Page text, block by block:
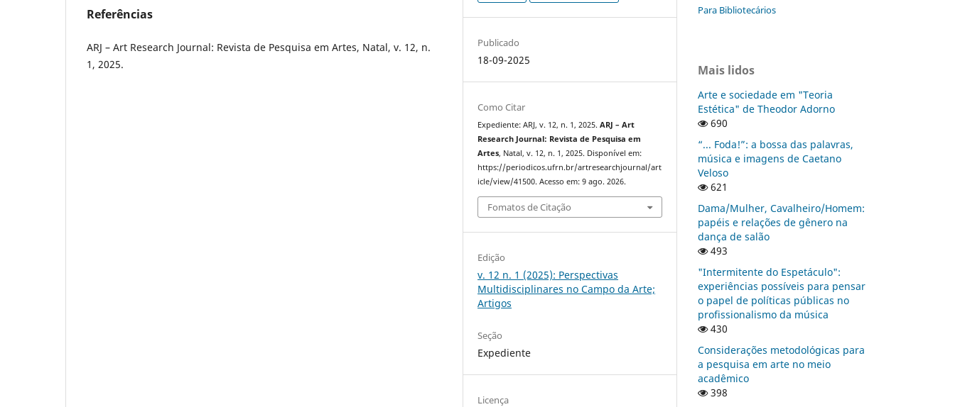
Referências
ARJ – Art Research Journal: Revista de Pesquisa em Artes, Natal, v. 12, n.
1, 2025.
Publicado
18-09-2025
Como Citar
Expediente: ARJ, v. 12, n. 1, 2025.ARJ – Art
Research Journal: Revista de Pesquisa em
Artes, Natal, v. 12, n. 1, 2025. Disponível em:
https://periodicos.ufrn.br/artresearchjournal/art
icle/view/41500. Acesso em: 9 ago. 2026.
Fomatos de Citação
Edição
v. 12 n. 1 (2025): Perspectivas
Multidisciplinares no Campo da Arte;
Artigos
Seção
Expediente
Licença
Para Bibliotecários
Mais lidos
Arte e sociedade em "Teoria
Estética" de Theodor Adorno
690
“... Foda!”: a bossa das palavras,
música e imagens de Caetano
Veloso
621
Dama/Mulher, Cavalheiro/Homem:
papéis e relações de gênero na
dança de salão
493
"Intermitente do Espetáculo":
experiências possíveis para pensar
o papel de políticas públicas no
profissionalismo da música
430
Considerações metodológicas para
a pesquisa em arte no meio
acadêmico
398